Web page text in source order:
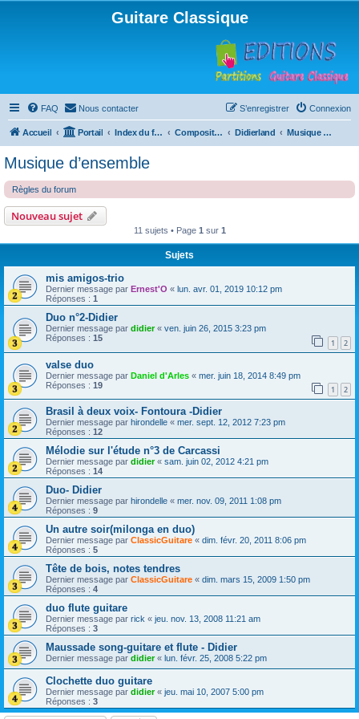
Guitare Classique
FAQ Nous contacter Connexion
S’enregistrer
Accueil Portail Index du forum Compositions Didierland Musique d’ensemble
Musique d’ensemble
Règles du forum
Nouveau sujet
11 sujets • Page 1 sur 1
Sujets
mis amigos-trio
Dernier message par Ernest'O « lun. avr. 01, 2019 10:12 pm
Réponses : 1
Duo n°2-Didier
Dernier message par didier« ven. juin 26, 2015 3:23 pm
Réponses : 15 1 2
valse duo
Dernier message par Daniel d'Arles « mer. juin 18, 2014 8:49 pm
Réponses : 19 1 2
Brasil à deux voix- Fontoura -Didier
Dernier message par hirondelle « mer. sept. 12, 2012 7:23 pm
Réponses : 12
Mélodie sur l'étude n°3 de Carcassi
Dernier message par didier« sam. juin 02, 2012 4:21 pm
Réponses : 14
Duo- Didier
Dernier message par hirondelle « mer. nov. 09, 2011 1:08 pm
Réponses : 9
Un autre soir(milonga en duo)
Dernier message par ClassicGuitare « dim. févr. 20, 2011 8:06 pm
Réponses : 5
Tête de bois, notes tendres
Dernier message par ClassicGuitare « dim. mars 15, 2009 1:50 pm
Réponses : 4
duo flute guitare
Dernier message par rick « jeu. nov. 13, 2008 11:21 am
Réponses : 3
Maussade song-guitare et flute - Didier
Dernier message par didier« lun. févr. 25, 2008 5:22 pm
Clochette duo guitare
Dernier message par didier« jeu. mai 10, 2007 5:00 pm
Réponses : 3